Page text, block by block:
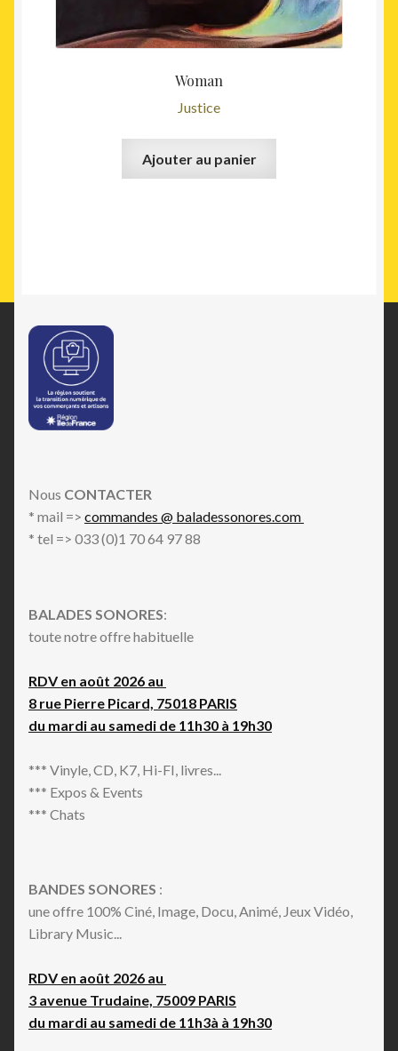
Woman
Justice
Ajouter au panier
Nous CONTACTER
* mail => commandes @ baladessonores.com
* tel => 033 (0)1 70 64 97 88
BALADES SONORES:
toute notre offre habituelle
RDV en août 2026 au
8 rue Pierre Picard, 75018 PARIS
du mardi au samedi de 11h30 à 19h30
*** Vinyle, CD, K7, Hi-FI, livres...
*** Expos & Events
*** Chats
BANDES SONORES :
une offre 100% Ciné, Image, Docu, Animé, Jeux Vidéo,
Library Music...
RDV en août 2026 au
3 avenue Trudaine, 75009 PARIS
du mardi au samedi de 11h3à à 19h30